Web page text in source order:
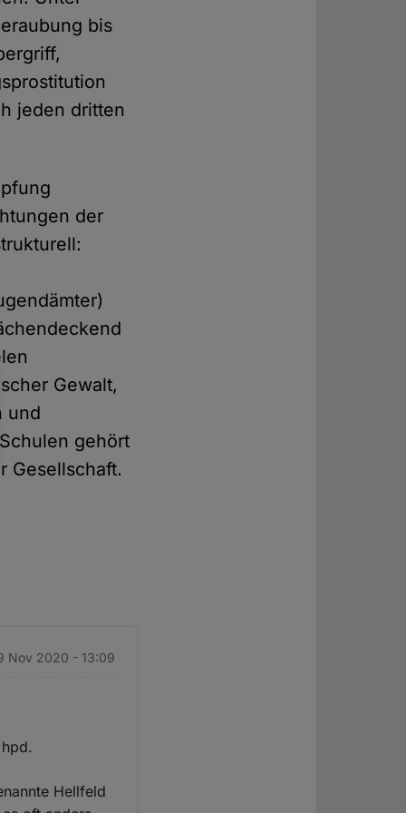
bis
jeden dritten
der
Gewalt,
und
gehört
Gesellschaft.
Nov 2020 - 13:09
Hellfeld